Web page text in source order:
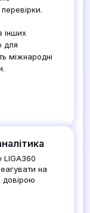
інших
для
міжнародні
LIGA360
на
довірою